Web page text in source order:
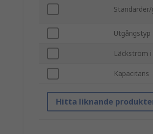
Standarder/
Utgångstyp
Läckström
Kapacitans
Hitta liknande